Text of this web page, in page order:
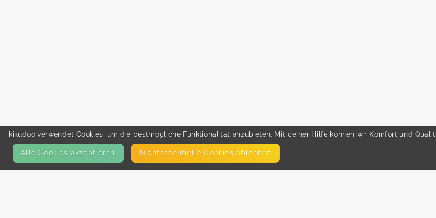
kikudoo verwendet Cookies, um die bestmögliche Funktionalität anzubieten. Mit deiner Hilfe können wir Komfort und
Alle Cookies akzeptieren Nicht­essentielle Cookies ablehnen